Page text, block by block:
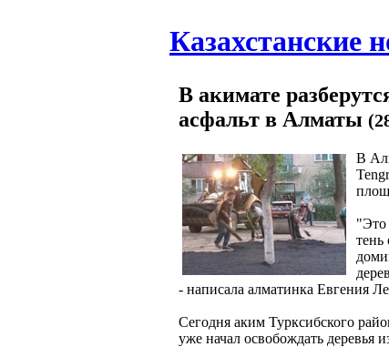
Казахстанские
В акимате
асфальт в Алматы
В
"Это
тень
- написала алматинка Евгения
Сегодня аким Турксибского
уже начал освобождать деревья